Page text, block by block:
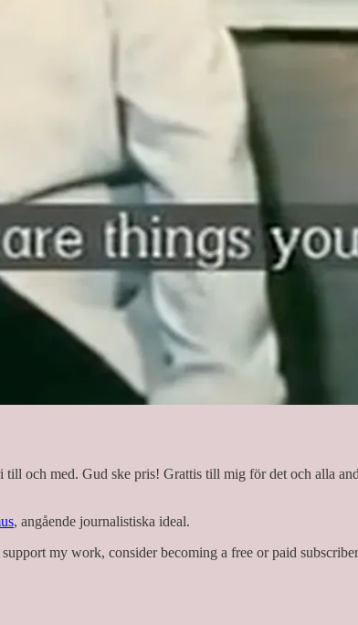
och med. Gud ske pris! Grattis till mig för det och alla
, angående journalistiska ideal.
my work, consider becoming a free or paid